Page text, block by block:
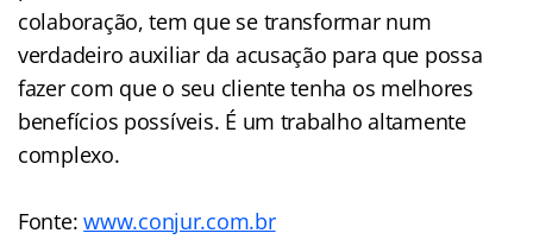
colaboração, tem que se transformar num
verdadeiro auxiliar da acusação para que possa
fazer com que o seu cliente tenha os melhores
benefícios possíveis. É um trabalho altamente
complexo.
Fonte:www.conjur.com.br